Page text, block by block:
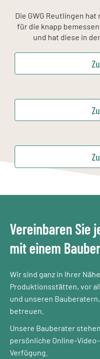
Die GWG Reutlingen
für die knapp
und hat diese in
Vereinbaren Sie
mit einem
Wir sind ganz in Ihrer
Produktionsstätten, vor
und unseren
betreuen.
Unsere Bauberater
persönliche Online-
Verfügung.